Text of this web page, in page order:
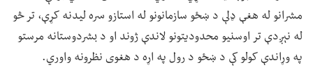
مشرانو له هغې ډلې د ښځو سازمانونو له استازو سره لیدنه کړې، تر څو
له نېږدې تر اوسنیو محدودیتونو لاندې ژوند او د بشردوستانه مرستو
په وړاندې کولو کې د ښځو د رول په اړه د هغوی نظرونه واوري.